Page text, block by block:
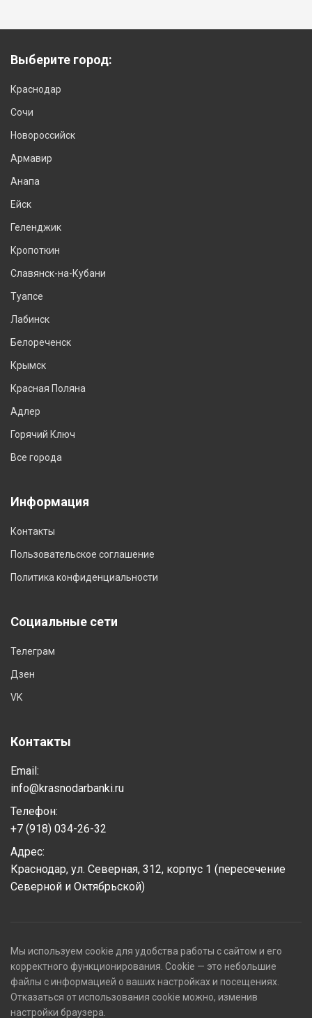
Выберите город:
Краснодар
Сочи
Новороссийск
Армавир
Анапа
Ейск
Геленджик
Кропоткин
Славянск-на-Кубани
Туапсе
Лабинск
Белореченск
Крымск
Красная Поляна
Адлер
Горячий Ключ
Все города
Информация
Контакты
Пользовательское соглашение
Политика конфиденциальности
Социальные сети
Телеграм
Дзен
VK
Контакты
Email:
info@krasnodarbanki.ru
Телефон:
+7 (918) 034-26-32
Адрес:
Краснодар, ул. Северная, 312, корпус 1 (пересечение
Северной и Октябрьской)
Мы используем cookie для удобства работы с сайтом и его
корректного функционирования. Cookie — это небольшие
файлы с информацией о ваших настройках и посещениях.
Отказаться от использования cookie можно, изменив
настройки браузера.